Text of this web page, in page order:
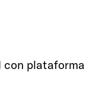
con plataforma